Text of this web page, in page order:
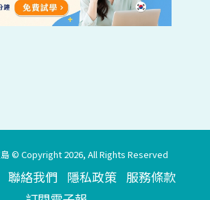
© Copyright 2026, All Rights Reserved
聯絡我們 隱私政策 服務條款